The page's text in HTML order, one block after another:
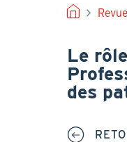
FIL
Le
des